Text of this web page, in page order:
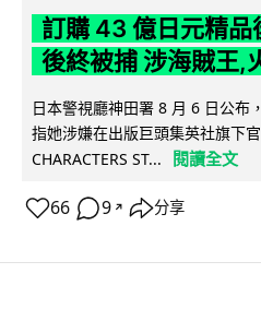
訂購 43 億日元精品
後終被捕 涉海賊王,
日本警視廳神田署 8 月 6 日公布
指她涉嫌在出版巨頭集英社旗下
CHARACTERS ST...
閱讀全文
66 9 ↗ 分享